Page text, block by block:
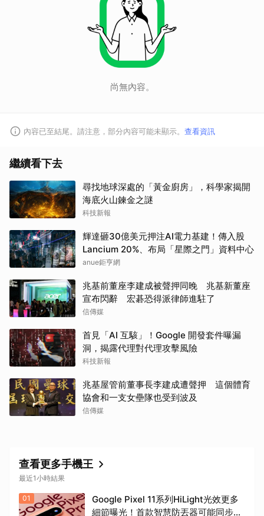
尚無內容。
內容已至結尾。請注意，部分內容可能未顯示。 查看資訊
繼續看下去
尋找地球深處的「黃金廚房」，科學家揭開
海底火山鍊金之謎
科技新報
輝達砸30億美元押注AI電力基建！傳入股
Lancium 20%、布局「星際之門」資料中心
anue鉅亨網
兆基前董座李建成被聲押同晚 兆基新董座
宣布閃辭 宏碁恐得派律師進駐了
信傳媒
首見「AI 互駭」！Google 開發套件曝漏
洞，揭露代理對代理攻擊風險
科技新報
兆基屋管前董事長李建成遭聲押 這個體育
協會和一支女壘隊也受到波及
信傳媒
查看更多手機王
最近1小時結果
01
Google Pixel 11系列HiLight光效更多
細節曝光！首款智慧防丟器可能同步推